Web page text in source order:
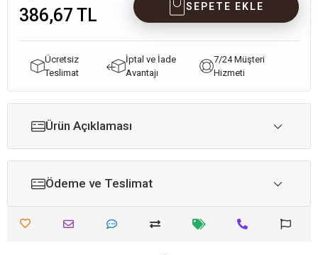
386,67 TL SEPETE EKLE
Ücretsiz
Teslimat
İptal ve İade
Avantajı
7/24 Müşteri
Hizmeti
Ürün Açıklaması
Ödeme ve Teslimat